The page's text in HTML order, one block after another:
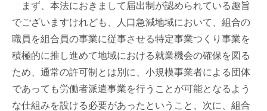
まず、本法におきまして届出制が認められている趣旨
でございますけれども、人口急減地域において、組合の
職員を組合員の事業に従事させる特定事業つくり事業を
積極的に推し進めて地域における就業機会の確保を図る
ため、通常の許可制とは別に、小規模事業者による団体
であっても労働者派遣事業を行うことが可能となるよう
な仕組みを設ける必要があったということ、次に、組合